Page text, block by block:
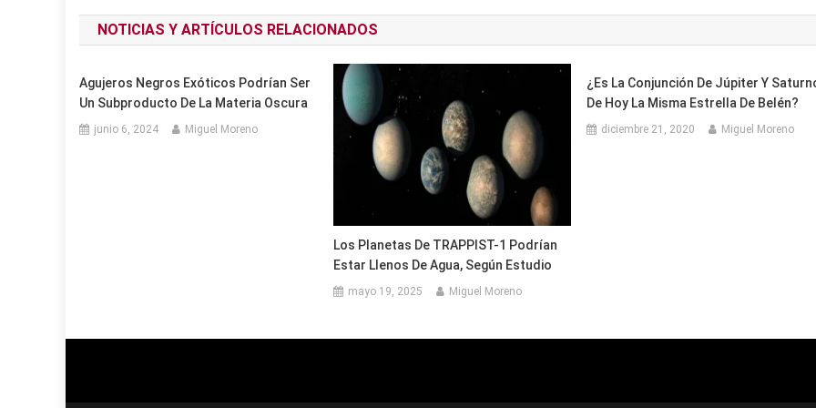
de
entradas
NOTICIAS Y ARTÍCULOS RELACIONADOS
Agujeros Negros Exóticos Podrían Ser
Un Subproducto De La Materia Oscura
junio 6, 2024 Miguel Moreno
Los Planetas De TRAPPIST-1 Podrían
Estar Llenos De Agua, Según Estudio
mayo 19, 2025 Miguel Moreno
¿Es La Conjunción De Júpiter Y
De Hoy La Misma Estrella De Belén?
diciembre 21, 2020 Miguel Moreno